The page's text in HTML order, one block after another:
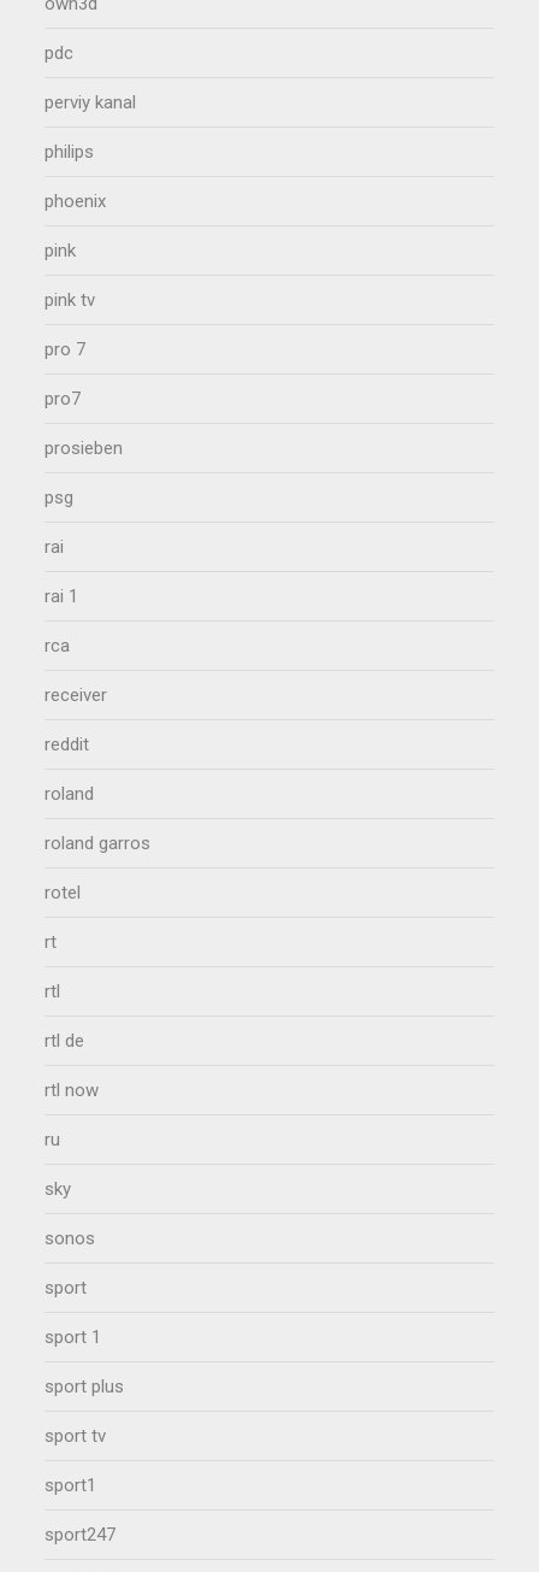
pdc
perviy kanal
philips
phoenix
pink
pink tv
pro 7
pro7
prosieben
psg
rai
rai 1
rca
receiver
reddit
roland
roland garros
rotel
rt
rtl
rtl de
rtl now
ru
sky
sonos
sport
sport 1
sport plus
sport tv
sport1
sport247